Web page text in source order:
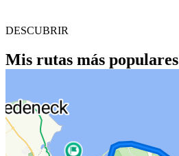
DESCUBRIR
Mis rutas más populares